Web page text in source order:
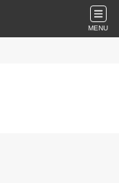
MENU